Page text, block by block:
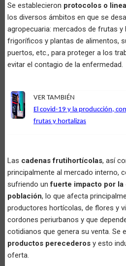
Se establecieron protocolos o
los diversos ámbitos en que se
agropecuaria: mercados de frutas y
frigoríficos y plantas de alimentos,
puertos, etc., para proteger a los
evitar el contagio de la enfermedad.
VER TAMBIÉN
El covid-19 y la producción,
frutas y hortalizas
Las cadenas frutihortícolas, así
principalmente al mercado interno,
sufriendo unfuerte impacto por la
población, lo que afecta
productores hortícolas, de flores y
cordones periurbanos y que
cotidianos que genera su venta. Se
productos perecederos y esto
oferta.